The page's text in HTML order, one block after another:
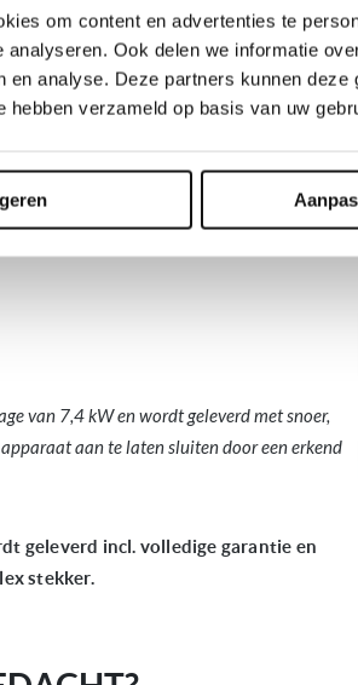
om content en advertenties te
analyseren. Ook delen we informatie
en analyse. Deze partners kunnen
hebben verzameld op basis van uw
voeg 2 kookzones samen tot 1 grote
(speciale optioneel verkrijgbare pan
van 7,4 kW en wordt geleverd met snoer,
aan te laten sluiten door een erkend
geleverd incl. volledige garantie en
stekker.